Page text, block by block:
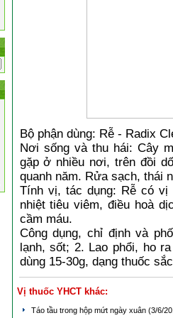
Bộ phận dùng: Rễ - Radix
Nơi sống và thu hái: Cây
gặp ở nhiều nơi, trên đồi
quanh năm. Rửa sạch, thái
Tính vị, tác dụng: Rễ có vị
nhiệt tiêu viêm, điều hoà
cầm máu.
Công dụng, chỉ định và
lạnh, sốt; 2. Lao phổi, ho
dùng 15-30g, dạng thuốc
Vị thuốc YHCT khác:
Táo tầu trong hộp mứt ngày xuân (3/6/